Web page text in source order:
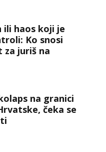
ili haos koji je
Ko snosi
juriš na
na granici
čeka se